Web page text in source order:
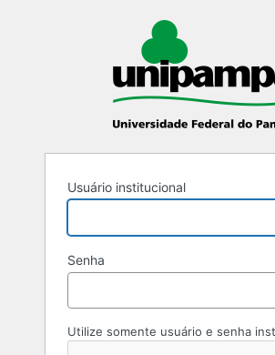
Usuário institucional
Senha
Utilize somente usuário e senha